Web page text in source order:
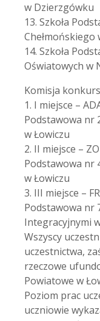
w Dzierzgówku
13. Szkoła
Chełmońskiego
14. Szkoła
Oświatowych w
Komisja
1. I miejsce –
Podstawowa nr
w Łowiczu
2. II miejsce –
Podstawowa nr
w Łowiczu
3. III miejsce –
Podstawowa nr
Integracyjnymi
Wszyscy
uczestnictwa,
rzeczowe
Powiatowe w
Poziom prac
uczniowie